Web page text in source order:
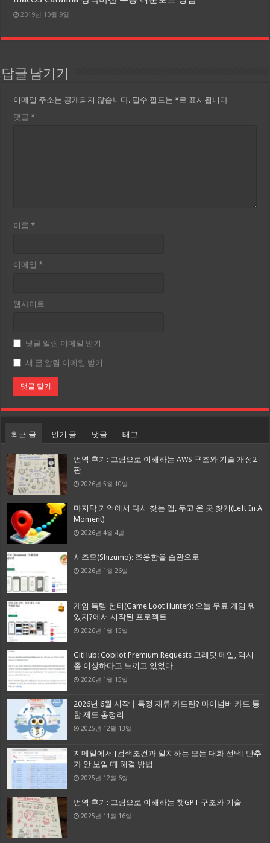
2019년 10월 9일
답글 남기기
이메일 주소는 공개되지 않습니다. 필수 필드는*로 표시됩니다
댓글*
이름*
이메일*
웹사이트
댓글 알림 이메일 받기
새 글 알림 이메일 받기
최근 글 인기 글 댓글 태그
번역 후기: 그림으로 이해하는 AWS 구조와 기술 개정2
판
2026년 5월 10일
마지막 기억에서 다시 찾는 앱, 두고 온 곳 찾기(Left In A
Moment)
2026년 4월 4일
시즈모(Shizumo): 조용함을 습관으로
2026년 1월 26일
게임 득템 헌터(Game Loot Hunter): 오늘 무료 게임 뭐
있지?에서 시작된 프로젝트
2026년 1월 15일
GitHub: Copilot Premium Requests 크레딧 메일, 역시
좀 이상하다고 느끼고 있었다
2026년 1월 15일
2026년 6월 시작｜특정 재류 카드란? 마이넘버 카드 통
합 제도 총정리
2025년 12월 13일
지메일에서 [검색조건과 일치하는 모든 대화 선택] 단추
가 안 보일 때 해결 방법
2025년 12월 6일
번역 후기: 그림으로 이해하는 챗GPT 구조와 기술
2025년 11월 16일